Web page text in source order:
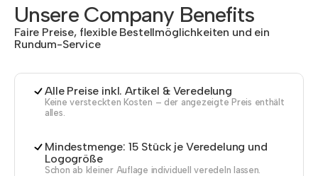
Unsere Company Benefits
Faire Preise, flexible Bestellmöglichkeiten und ein
Rundum-Service
Alle Preise inkl. Artikel & Veredelung
Keine versteckten Kosten – der angezeigte Preis enthält
alles.
Mindestmenge: 15 Stück je Veredelung und
Logogröße
Schon ab kleiner Auflage individuell veredeln lassen.